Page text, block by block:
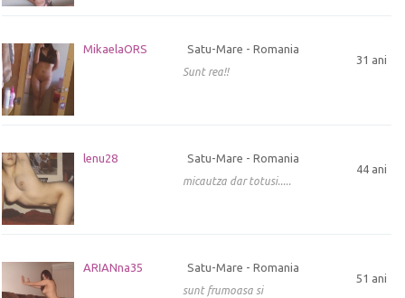
MikaelaORS
31 ani
Satu-Mare - Romania
Sunt rea!!
lenu28
44 ani
Satu-Mare - Romania
micautza dar totusi.....
ARIANna35
51 ani
Satu-Mare - Romania
sunt frumoasa si